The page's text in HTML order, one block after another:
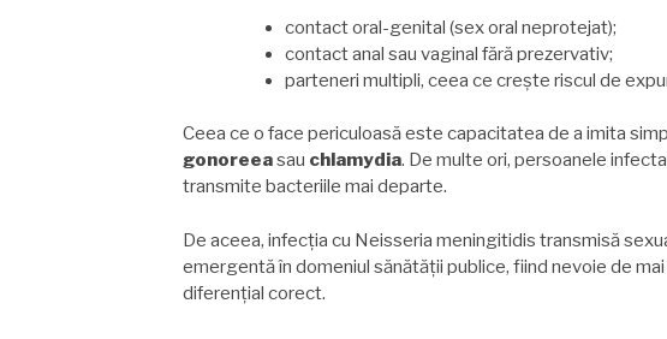
contact oral-genital (sex oral neprotejat);
contact anal sau vaginal fără prezervativ;
parteneri multipli, ceea ce crește riscul de
Ceea ce o face periculoasă este capacitatea de a imita
gonoreeasau chlamydia. De multe ori, persoanele
transmite bacteriile mai departe.
De aceea, infecția cu Neisseria meningitidis transmisă
emergentă în domeniul sănătății publice, fiind nevoie de
diferențial corect.